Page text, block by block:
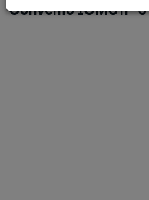
Convênio ICMS nº